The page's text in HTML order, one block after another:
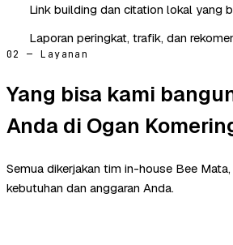
Link building dan citation lokal yang
Laporan peringkat, trafik, dan
02 — Layanan
Yang bisa kami
Anda di Ogan
Semua dikerjakan tim in-house Bee
kebutuhan dan anggaran Anda.